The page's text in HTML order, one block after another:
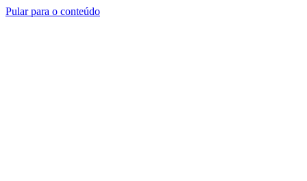
Pular para o conteúdo